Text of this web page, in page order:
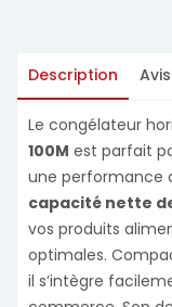
Description Avis
Le congélateur
100M est parfait
une performance
capacité nette
vos produits
optimales.
il s’intègre